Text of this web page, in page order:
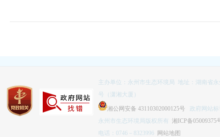
主办单位：永州市生态环境局 地址：湖南省
号（潇湘大厦）
湘公网安备 43110302000125号 政府网站标
永州市生态环境局版权所有 湘ICP备05009375
电话：0746－8323996 网站地图